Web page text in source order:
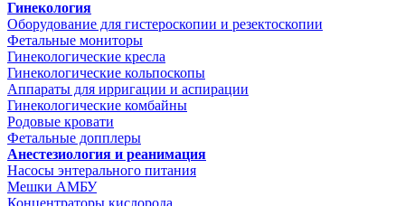
Гинекология
Оборудование для гистероскопии и резектоскопии
Фетальные мониторы
Гинекологические кресла
Гинекологические кольпоскопы
Аппараты для ирригации и аспирации
Гинекологические комбайны
Родовые кровати
Фетальные допплеры
Анестезиология и реанимация
Насосы энтерального питания
Мешки АМБУ
Концентраторы кислорода